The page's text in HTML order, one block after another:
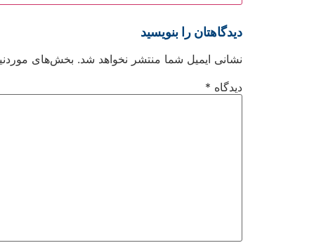
دیدگاهتان را بنویسید
نشانی ایمیل شما منتشر نخواهد شد. بخش‌های
دیدگاه *